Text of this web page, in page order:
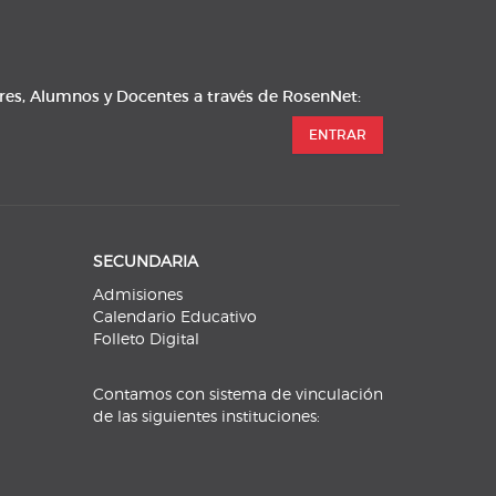
Alumnos y Docentes a través de RosenNet:
ENTRAR
SECUNDARIA
Admisiones
Calendario Educativo
Folleto Digital
Contamos con sistema de vinculación
de las siguientes instituciones: